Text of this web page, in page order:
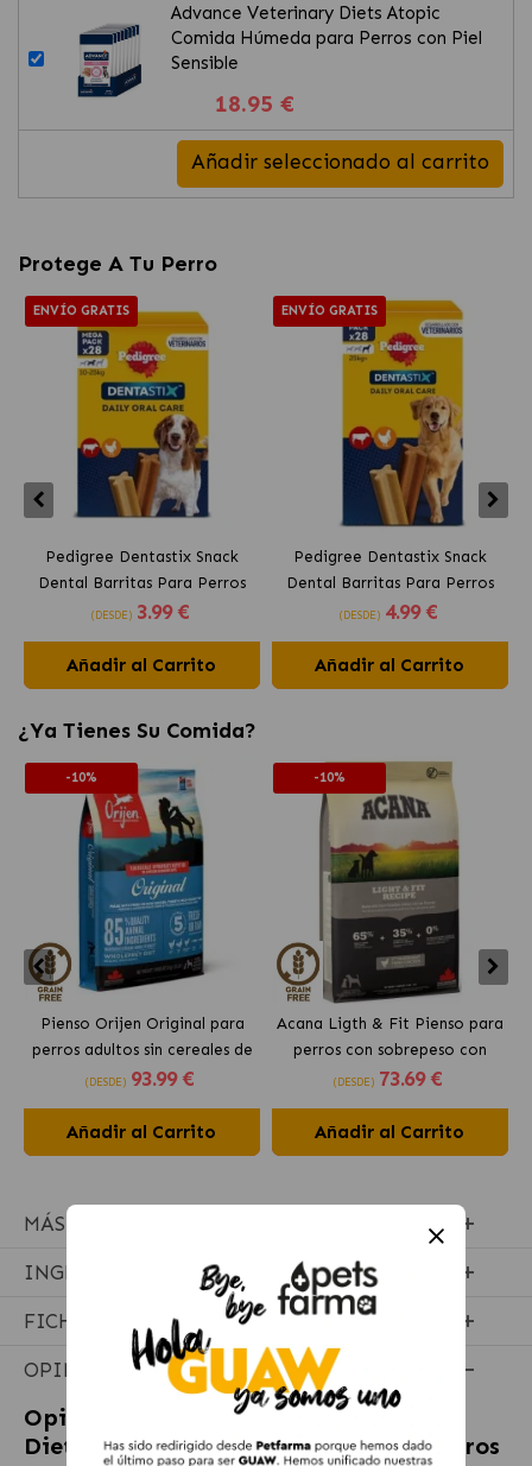
Advance Veterinary Diets Atopic
Comida Húmeda para Perros con Piel
Sensible
18.95 €
Añadir seleccionado al carrito
Protege A Tu Perro
ENVÍO GRATIS
Pedigree Dentastix Snack
Dental Barritas Para Perros
Medianos 10-25 kg
(DESDE) 3.99 €
Añadir al Carrito
ENVÍO GRATIS
Pedigree Dentastix Snack
Dental Barritas Para Perros
Grandes +25 kg
(DESDE) 4.99 €
Añadir al Carrito
¿Ya Tienes Su Comida?
-10%
Pienso Orijen Original para
perros adultos sin cereales de
pollo
(DESDE) 93.99 €
Añadir al Carrito
-10%
Acana Ligth & Fit Pienso para
perros con sobrepeso con
pollo fresco
(DESDE) 73.69 €
Añadir al Carrito
MÁS INFORMACIÓN
INGREDIENTES
FICHA TÉCNICA
OPINIONES
Opiniones sobre
Advance Veterinary
Diets ATOPIC CARE Champú para perros